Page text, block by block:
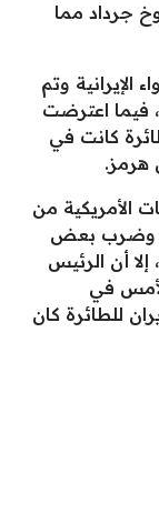
جرداد مما
الإيرانية وتم
فيما اعترضت
كانت في
هرمز.
الأمريكية من
وضرب بعض
أن الرئيس
في
للطائرة كان